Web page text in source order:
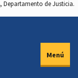
Departamento de Justicia.
Menú